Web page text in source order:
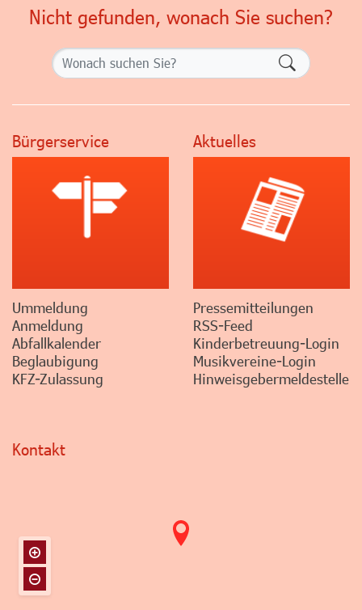
Nicht gefunden, wonach Sie suchen?
Bürgerservice
Ummeldung
Anmeldung
Abfallkalender
Beglaubigung
KFZ-Zulassung
Aktuelles
Pressemitteilungen
RSS-Feed
Kinderbetreuung-Login
Musikvereine-Login
Hinweisgebermeldestelle
Kontakt